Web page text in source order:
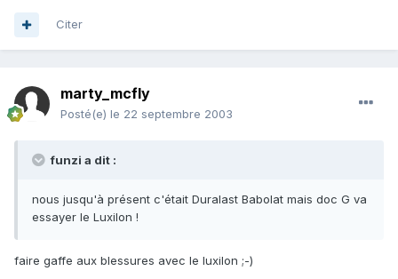
Citer
marty_mcfly
Posté(e) le 22 septembre 2003
funzi a dit :
nous jusqu'à présent c'était Duralast Babolat mais doc G va
essayer le Luxilon !
faire gaffe aux blessures avec le luxilon ;-)